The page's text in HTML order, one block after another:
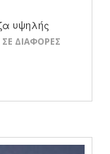
υψηλής
ΔΙΑΦΟΡΕΣ